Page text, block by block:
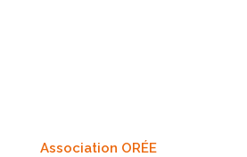
Association ORÉE